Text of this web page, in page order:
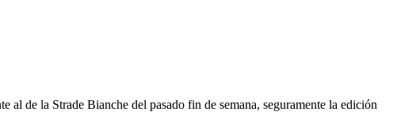
al de la Strade Bianche del pasado fin de semana, seguramente la edición